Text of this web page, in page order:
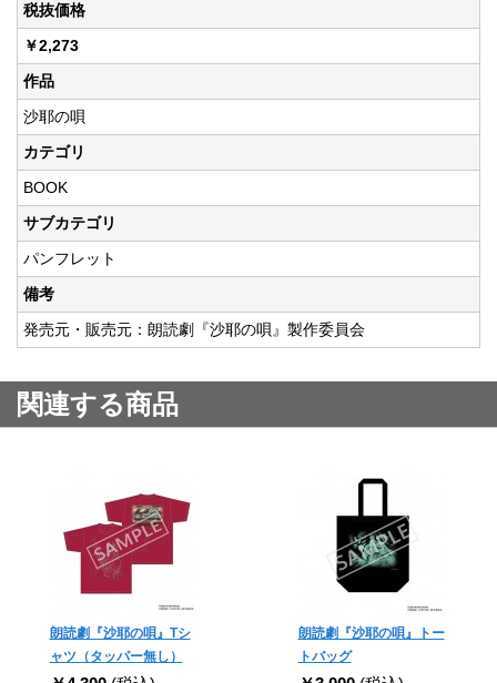
税抜価格
￥2,273
作品
沙耶の唄
カテゴリ
BOOK
サブカテゴリ
パンフレット
備考
発売元・販売元：朗読劇『沙耶の唄』製作委員会
関連する商品
朗読劇『沙耶の唄』Tシ
ャツ（タッパー無し）
朗読劇『沙耶の唄』トー
トバッグ